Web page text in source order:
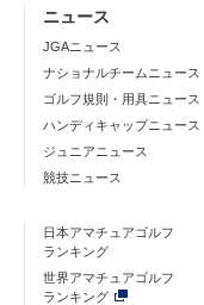
ニュース
JGAニュース
ナショナルチームニュース
ゴルフ規則・用具ニュース
ハンディキャップニュース
ジュニアニュース
競技ニュース
日本アマチュアゴルフ
ランキング
世界アマチュアゴルフ
ランキング